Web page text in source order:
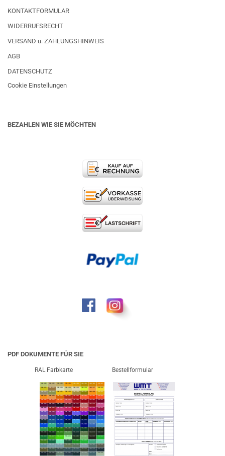
KONTAKTFORMULAR
WIDERRUFSRECHT
VERSAND u. ZAHLUNGSHINWEIS
AGB
DATENSCHUTZ
Cookie Einstellungen
BEZAHLEN WIE SIE MÖCHTEN
PDF DOKUMENTE FÜR SIE
RAL Farbkarte Bestellformular